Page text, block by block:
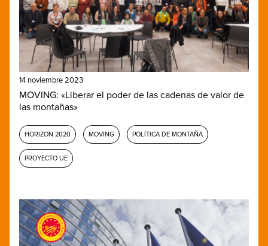
14 noviembre 2023
MOVING: «Liberar el poder de las cadenas de valor de
las montañas»
HORIZON 2020 MOVING POLÍTICA DE MONTAÑA
PROYECTO UE